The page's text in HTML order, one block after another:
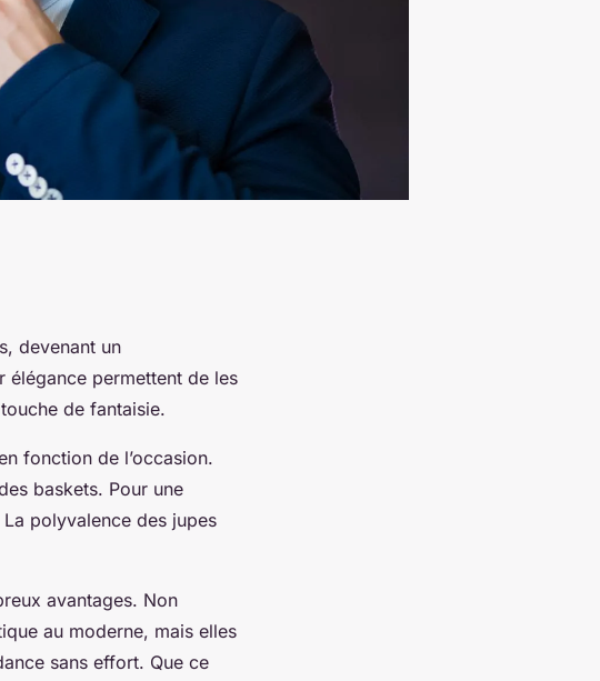
devenant un
élégance permettent de les
de fantaisie.
fonction de l’occasion.
baskets. Pour une
polyvalence des jupes
avantages. Non
au moderne, mais elles
sans effort. Que ce